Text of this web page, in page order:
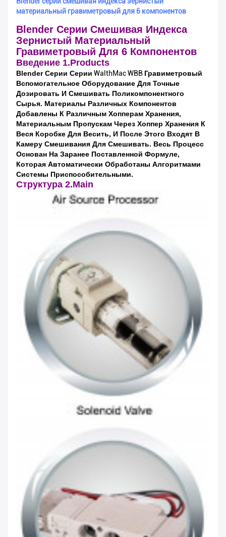
материальный гравиметровый для 6 компонентов
Blender Серии Смешивая Индекса
Зернистый Материальный
Гравиметровый Для 6 Компонентов
Введение 1.Products
Blender Серии Серии WalthMac WBB Гравиметровый
Вспомогательное Оборудование Для Точные
Дозировать И Смешивать Поликомпонентного
Сырья. Материалы Различных Компонентов
Добавлены К Различным Хопперам Хранения,
Материальным Пропускам Через Хоппер Хранения К
Веся Коробке Для Весить, И После Этого Входят В
Камеру Смешивания Для Смешивать. Весь Процесс
Основан На Заранее Поставленной Формуле,
Которая Автоматически Обработаны Алгоритмами
Системы Приспособительными.
Структура 2.Main